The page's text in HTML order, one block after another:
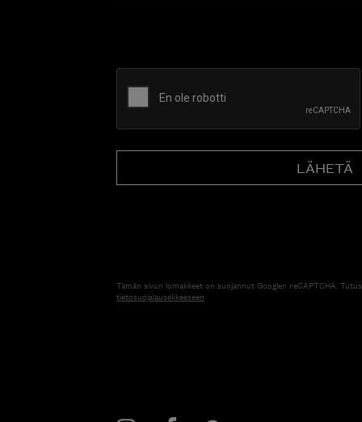
Tämän sivun lomakkeet on suojannut Googlen reCAPTCHA.
tietosuojalausekkeeseen